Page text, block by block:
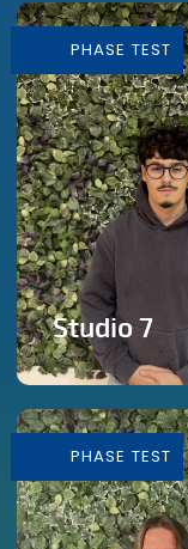
nichée en
Silly
En savoir plus
PHASE TEST
Studio 7
musique
En savoir plus
PHASE TEST